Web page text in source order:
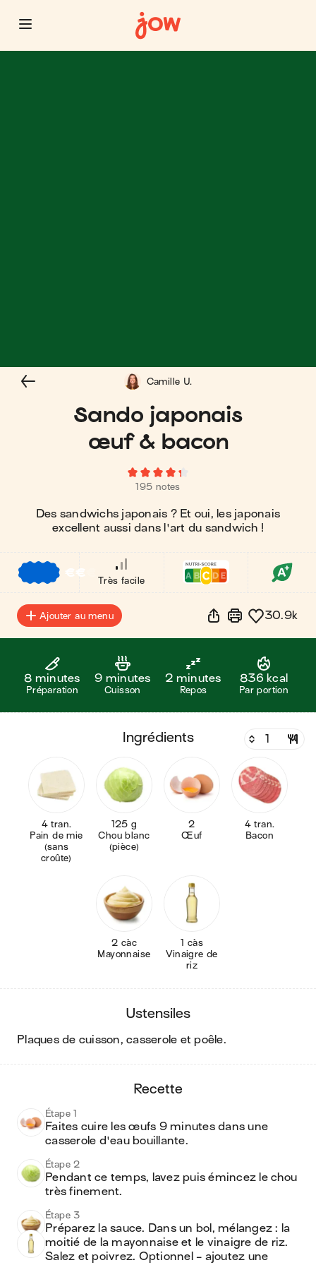
Sando japonais
œuf & bacon
195 notes
Des sandwichs japonais ? Et oui, les japonais
excellent aussi dans l'art du sandwich !
Camille U.
€€
Très facile
Ajouter au menu 30.9k
8 minutes
Préparation
9 minutes
Cuisson
2 minutes
Repos
836 kcal
Par portion
ingrédients
4 tran.
Pain de mie
(sans
croûte)
125 g
Chou blanc
(pièce)
2
Œuf
4 tran.
Bacon
2 càc
Mayonnaise
1 càs
Vinaigre de
riz
ustensiles
plaques de cuisson, casserole et poêle.
recette
Étape 1
Faites cuire les œufs 9 minutes dans une
casserole d'eau bouillante.
Étape 2
Pendant ce temps, lavez puis émincez le chou
très finement.
Étape 3
Préparez la sauce. Dans un bol, mélangez : la
moitié de la mayonnaise et le vinaigre de riz.
Salez et poivrez. Optionnel - ajoutez une